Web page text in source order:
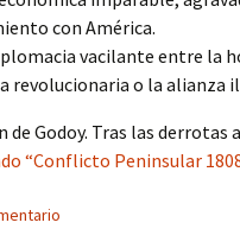
con América.
vacilante entre la
revolucionaria o la alianza
de Godoy. Tras las derrotas
“Conflicto Peninsular